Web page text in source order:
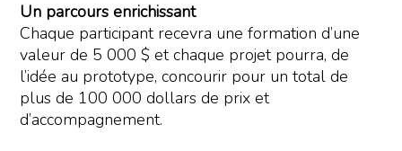
Un parcours enrichissant
Chaque participant recevra une formation d’une
valeur de 5 000 $ et chaque projet pourra, de
l’idée au prototype, concourir pour un total de
plus de 100 000 dollars de prix et
d’accompagnement.